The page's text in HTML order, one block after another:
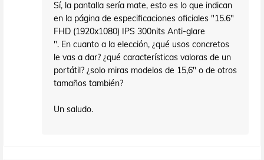
Sí, la pantalla sería mate, esto es lo que indican
en la página de especificaciones oficiales "15.6"
FHD (1920x1080) IPS 300nits Anti-glare
". En cuanto a la elección, ¿qué usos concretos
le vas a dar? ¿qué características valoras de un
portátil? ¿solo miras modelos de 15,6" o de otros
tamaños también?
Un saludo.